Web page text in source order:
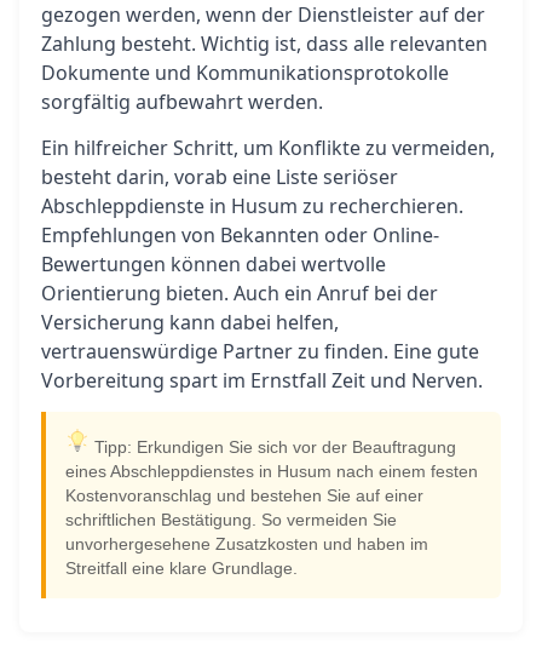
gezogen werden, wenn der Dienstleister auf der
Zahlung besteht. Wichtig ist, dass alle relevanten
Dokumente und Kommunikationsprotokolle
sorgfältig aufbewahrt werden.
Ein hilfreicher Schritt, um Konflikte zu vermeiden,
besteht darin, vorab eine Liste seriöser
Abschleppdienste in Husum zu recherchieren.
Empfehlungen von Bekannten oder Online-
Bewertungen können dabei wertvolle
Orientierung bieten. Auch ein Anruf bei der
Versicherung kann dabei helfen,
vertrauenswürdige Partner zu finden. Eine gute
Vorbereitung spart im Ernstfall Zeit und Nerven.
Tipp: Erkundigen Sie sich vor der Beauftragung
eines Abschleppdienstes in Husum nach einem festen
Kostenvoranschlag und bestehen Sie auf einer
schriftlichen Bestätigung. So vermeiden Sie
unvorhergesehene Zusatzkosten und haben im
Streitfall eine klare Grundlage.